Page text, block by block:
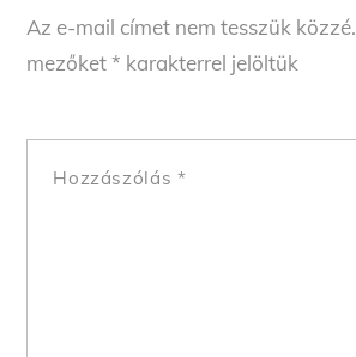
Az e-mail címet nem tesszük közzé.
mezőket* karakterrel jelöltük
Hozzászólás *